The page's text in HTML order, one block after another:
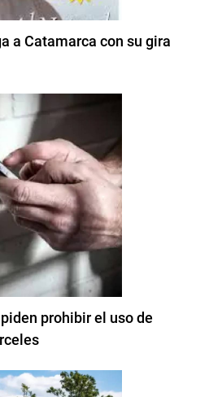
a Catamarca con su gira
prohibir el uso de